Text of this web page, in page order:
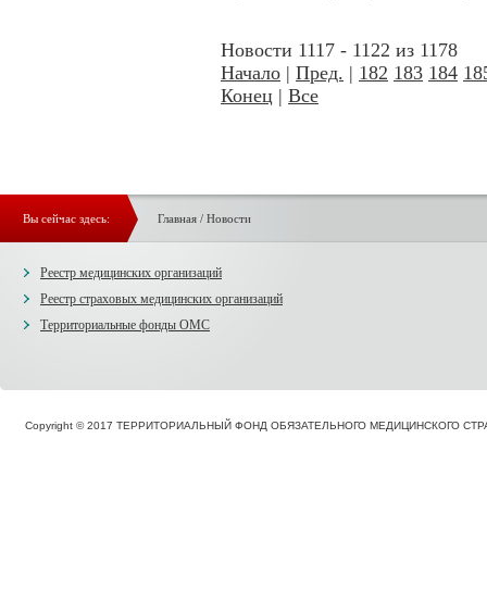
Новости 1117 - 1122 из 1178
Начало | Пред. | 182 183 184
Конец | Все
Вы сейчас здесь: Главная/ Новости
Реестр медицинских организаций
Реестр страховых медицинских организаций
Территориальные фонды ОМС
Copyright © 2017 ТЕРРИТОРИАЛЬНЫЙ ФОНД ОБЯЗАТЕЛЬНОГО МЕДИЦИНСКОГО